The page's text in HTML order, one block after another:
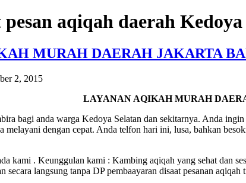
pesan aqiqah daerah
MURAH DAERAH JAKARTA
2, 2015
LAYANAN AQIKAH MURAH
bagi anda warga Kedoya Selatan dan sekitarnya. Anda
melayani dengan cepat. Anda telfon hari ini, lusa, bahkan
kami . Keunggulan kami : Kambing aqiqah yang sehat dan
secara langsung tanpa DP pembaayaran disaat pesanan